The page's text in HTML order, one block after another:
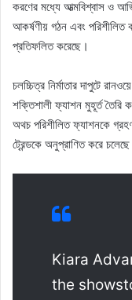
করণের মধ্যে আত্মবিশ্বাস ও
আকর্ষণীয় গঠন এবং পরিশীলিত
প্রতিফলিত করেছে।
চলচ্চিত্র নির্মাতার দাপুটে
শক্তিশালী ফ্যাশন মুহূর্ত তৈরি
অথচ পরিশীলিত ফ্যাশনকে
ট্রেন্ডকে অনুপ্রাণিত করে
Kiara
the